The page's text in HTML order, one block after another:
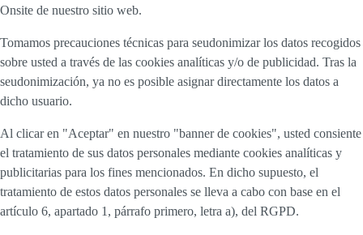
Onsite de nuestro sitio web.
Tomamos precauciones técnicas para seudonimizar los datos recogidos
sobre usted a través de las cookies analíticas y/o de publicidad. Tras la
seudonimización, ya no es posible asignar directamente los datos a
dicho usuario.
Al clicar en "Aceptar" en nuestro "banner de cookies", usted consiente
el tratamiento de sus datos personales mediante cookies analíticas y
publicitarias para los fines mencionados. En dicho supuesto, el
tratamiento de estos datos personales se lleva a cabo con base en el
artículo 6, apartado 1, párrafo primero, letra a), del RGPD.